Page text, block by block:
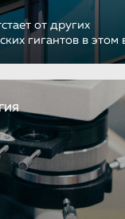
от других
гигантов в этом